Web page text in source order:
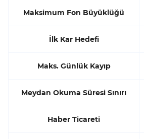
Maksimum Fon Büyüklüğü
İlk Kar Hedefi
Maks. Günlük Kayıp
Meydan Okuma Süresi Sınırı
Haber Ticareti